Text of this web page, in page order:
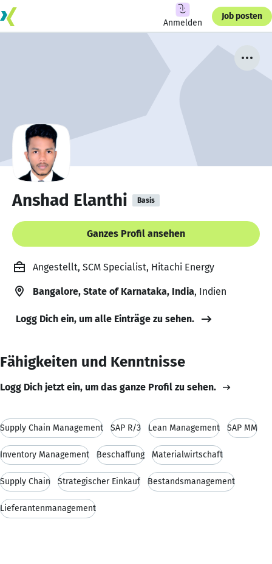
Anmelden
Job posten
Anshad Elanthi Basis
Ganzes Profil ansehen
Angestellt, SCM Specialist, Hitachi Energy
Bangalore, State of Karnataka, India, Indien
Logg Dich ein, um alle Einträge zu sehen.
Fähigkeiten und Kenntnisse
Logg Dich jetzt ein, um das ganze Profil zu sehen.
Supply Chain Management SAP R/3 Lean Management SAP MM
Inventory Management Beschaffung Materialwirtschaft
Supply Chain Strategischer Einkauf Bestandsmanagement
Lieferantenmanagement